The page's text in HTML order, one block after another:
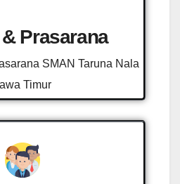
Prasarana
SMAN Taruna Nala
Timur